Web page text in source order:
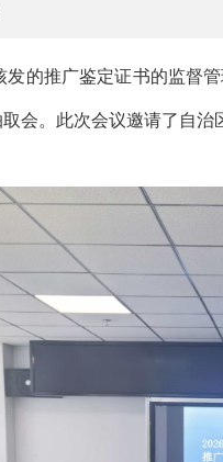
的推广鉴定证书的监督管
取会。此次会议邀请了自